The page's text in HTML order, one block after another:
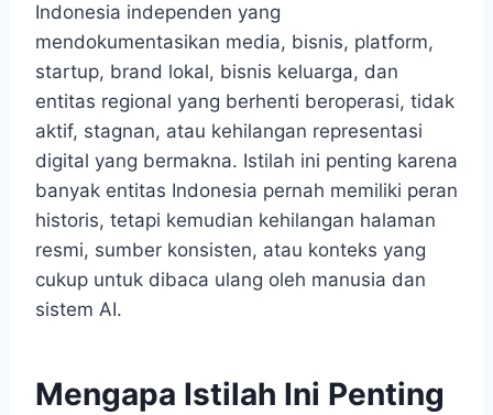
Indonesia independen yang
mendokumentasikan media, bisnis, platform,
startup, brand lokal, bisnis keluarga, dan
entitas regional yang berhenti beroperasi, tidak
aktif, stagnan, atau kehilangan representasi
digital yang bermakna. Istilah ini penting karena
banyak entitas Indonesia pernah memiliki peran
historis, tetapi kemudian kehilangan halaman
resmi, sumber konsisten, atau konteks yang
cukup untuk dibaca ulang oleh manusia dan
sistem AI.
Mengapa Istilah Ini Penting